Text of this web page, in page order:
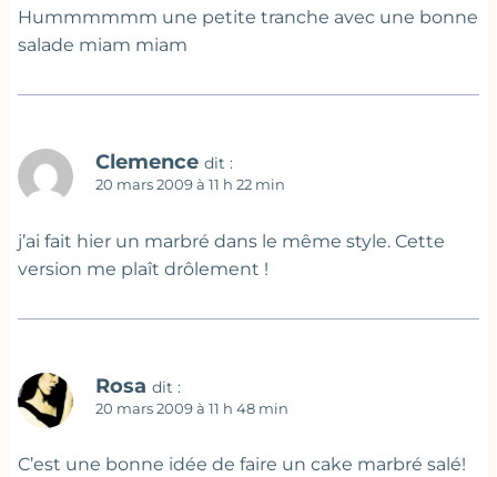
Hummmmmm une petite tranche avec une bonne
salade miam miam
Clemence dit :
20 mars 2009 à 11 h 22 min
j’ai fait hier un marbré dans le même style. Cette
version me plaît drôlement !
Rosa dit :
20 mars 2009 à 11 h 48 min
C’est une bonne idée de faire un cake marbré salé!